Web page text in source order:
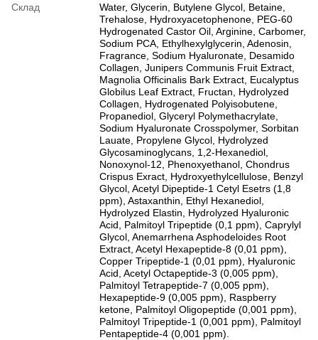
Склад
Water, Glycerin, Butylene Glycol, Betaine,
Trehalose, Hydroxyacetophenone, PEG-60
Hydrogenated Castor Oil, Arginine, Carbomer,
Sodium PCA, Ethylhexylglycerin, Adenosin,
Fragrance, Sodium Hyaluronate, Desamido
Collagen, Junipers Communis Fruit Extract,
Magnolia Officinalis Bark Extract, Eucalyptus
Globilus Leaf Extract, Fructan, Hydrolyzed
Collagen, Hydrogenated Polyisobutene,
Propanediol, Glyceryl Polymethacrylate,
Sodium Hyaluronate Crosspolymer, Sorbitan
Lauate, Propylene Glycol, Hydrolyzed
Glycosaminoglycans, 1,2-Hexanediol,
Nonoxynol-12, Phenoxyethanol, Chondrus
Crispus Exract, Hydroxyethylcellulose, Benzyl
Glycol, Acetyl Dipeptide-1 Cetyl Esetrs (1,8
ppm), Astaxanthin, Ethyl Hexanediol,
Hydrolyzed Elastin, Hydrolyzed Hyaluronic
Acid, Palmitoyl Tripeptide (0,1 ppm), Caprylyl
Glycol, Anemarrhena Asphodeloides Root
Extract, Acetyl Hexapeptide-8 (0,01 ppm),
Copper Tripeptide-1 (0,01 ppm), Hyaluronic
Acid, Acetyl Octapeptide-3 (0,005 ppm),
Palmitoyl Tetrapeptide-7 (0,005 ppm),
Hexapeptide-9 (0,005 ppm), Raspberry
ketone, Palmitoyl Oligopeptide (0,001 ppm),
Palmitoyl Tripeptide-1 (0,001 ppm), Palmitoyl
Pentapeptide-4 (0,001 ppm).